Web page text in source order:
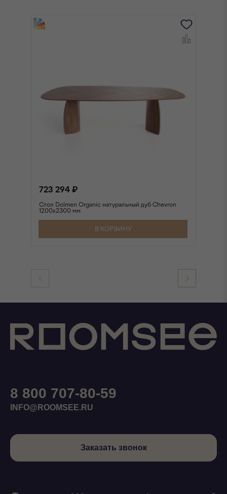
723 294 ₽
Стол Dolmen Organic натуральный дуб Chevron
1200х2300 мм
В КОРЗИНУ
8 800 707-80-59
INFO@ROOMSEE.RU
Заказать звонок